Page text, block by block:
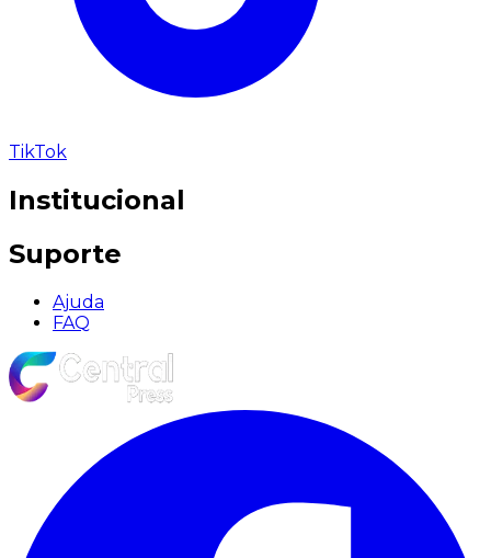
TikTok
Institucional
Suporte
Ajuda
FAQ